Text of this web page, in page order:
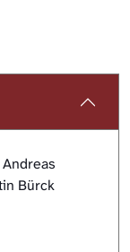
Bürck